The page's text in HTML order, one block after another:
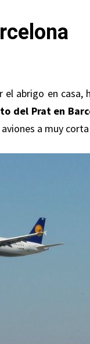
abrigo en casa,
del Prat en
a muy